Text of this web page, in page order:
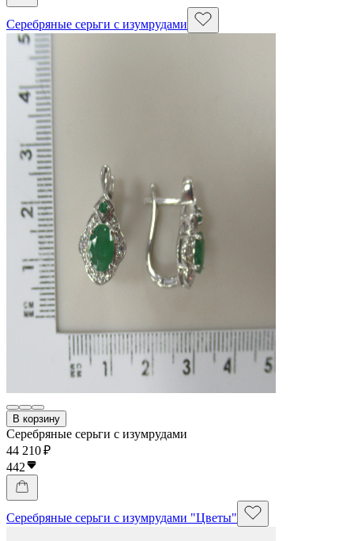
Серебряные серьги с изумрудами
В корзину
Серебряные серьги с изумрудами
44 210 ₽
442
Серебряные серьги с изумрудами "Цветы"